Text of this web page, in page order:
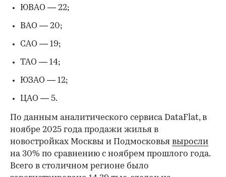
ЮВАО — 22;
ВАО — 20;
САО — 19;
ТАО — 14;
ЮЗАО — 12;
ЦАО — 5.
По данным аналитического сервиса DataFlat, в
ноябре 2025 года продажи жилья в
новостройках Москвы и Подмосковья выросли
на 30% по сравнению с ноябрем прошлого года.
Всего в столичном регионе было